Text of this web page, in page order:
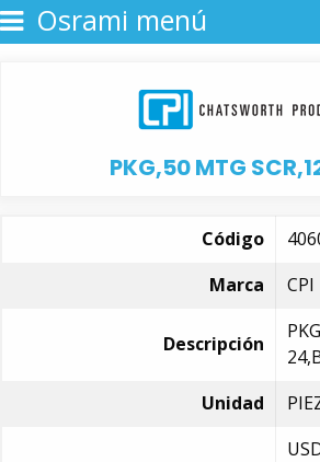
Osrami menú
PKG,50 MTG
Código
Marca
CPI
Descripción
Unidad